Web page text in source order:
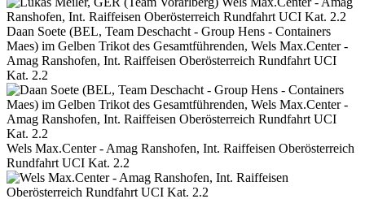
Daan Soete (BEL, Team Deschacht - Group Hens - Containers
Maes) im Gelben Trikot des Gesamtführenden, Wels Max.Center -
Amag Ranshofen, Int. Raiffeisen Oberösterreich Rundfahrt UCI
Kat. 2.2
Wels Max.Center - Amag Ranshofen, Int. Raiffeisen Oberösterreich
Rundfahrt UCI Kat. 2.2